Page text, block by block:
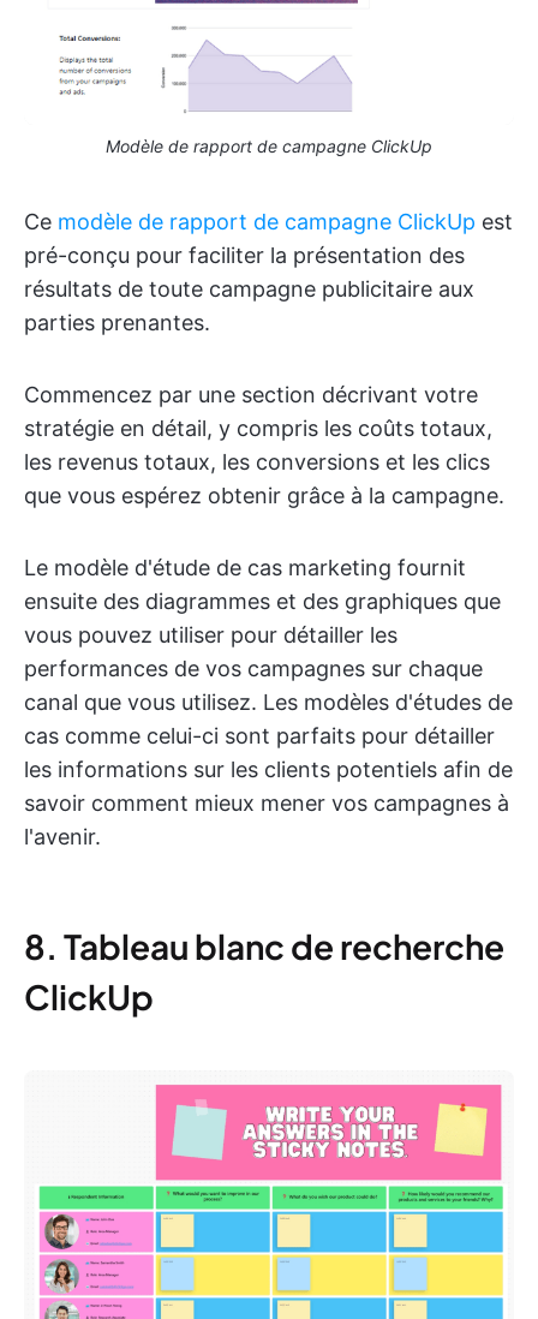
Modèle de rapport de campagne ClickUp
Ce modèle de rapport de campagne ClickUp est
pré-conçu pour faciliter la présentation des
résultats de toute campagne publicitaire aux
parties prenantes.
Commencez par une section décrivant votre
stratégie en détail, y compris les coûts totaux,
les revenus totaux, les conversions et les clics
que vous espérez obtenir grâce à la campagne.
Le modèle d'étude de cas marketing fournit
ensuite des diagrammes et des graphiques que
vous pouvez utiliser pour détailler les
performances de vos campagnes sur chaque
canal que vous utilisez. Les modèles d'études de
cas comme celui-ci sont parfaits pour détailler
les informations sur les clients potentiels afin de
savoir comment mieux mener vos campagnes à
l'avenir.
8. Tableau blanc de recherche
ClickUp